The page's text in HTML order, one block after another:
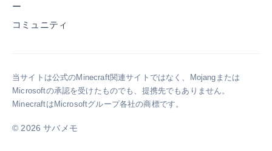
ー
コミュニティ
当サイトは公式のMinecraft関連サイトではなく、Mojangまたは
Microsoftの承認を受けたものでも、提携先でもありません。
MinecraftはMicrosoftグループ各社の商標です。
© 2026 サバメモ